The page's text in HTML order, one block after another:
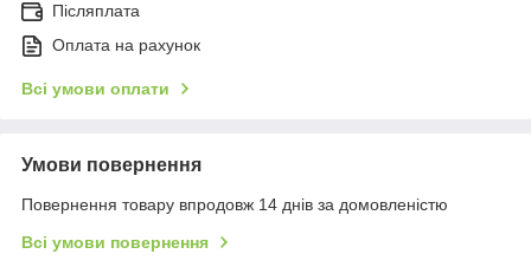
Післяплата
Оплата на рахунок
Всі умови оплати
Умови повернення
Повернення товару впродовж 14 днів за домовленістю
Всі умови повернення